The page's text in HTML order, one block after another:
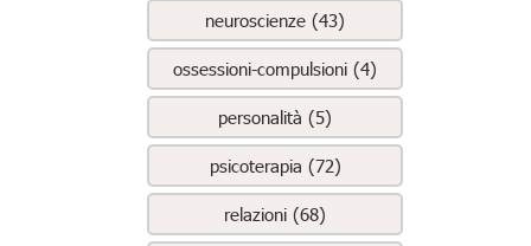
neuroscienze (43)
ossessioni-compulsioni (4)
personalità (5)
psicoterapia (72)
relazioni (68)